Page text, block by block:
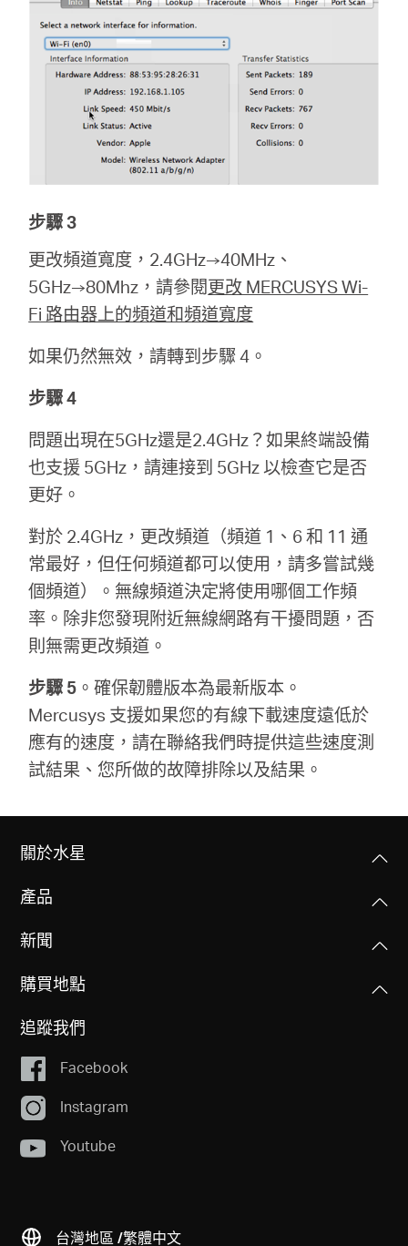
步驟 3
更改頻道寬度，2.4GHz→40MHz、
5GHz→80Mhz，請參閱更改 MERCUSYS Wi-
Fi 路由器上的頻道和頻道寬度
如果仍然無效，請轉到步驟 4。
步驟 4
問題出現在5GHz還是2.4GHz？如果終端設備
也支援 5GHz，請連接到 5GHz 以檢查它是否
更好。
對於 2.4GHz，更改頻道（頻道 1、6 和 11 通
常最好，但任何頻道都可以使用，請多嘗試幾
個頻道）。無線頻道決定將使用哪個工作頻
率。除非您發現附近無線網路有干擾問題，否
則無需更改頻道。
步驟 5 。確保韌體版本為最新版本。
Mercusys 支援如果您的有線下載速度遠低於
應有的速度，請在聯絡我們時提供這些速度測
試結果、您所做的故障排除以及結果。
關於水星
產品
新聞
購買地點
追蹤我們
Facebook
Instagram
Youtube
台灣地區 /繁體中文